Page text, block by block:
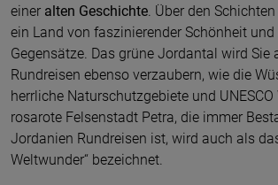
einer alten Geschichte . Über den
ein Land von faszinierender Schönheit und
Gegensätze. Das grüne Jordantal wird Sie
Rundreisen ebenso verzaubern, wie die
herrliche Naturschutzgebiete und UNESCO
rosarote Felsenstadt Petra, die immer
Jordanien Rundreisen ist, wird auch als
Weltwunder“ bezeichnet.